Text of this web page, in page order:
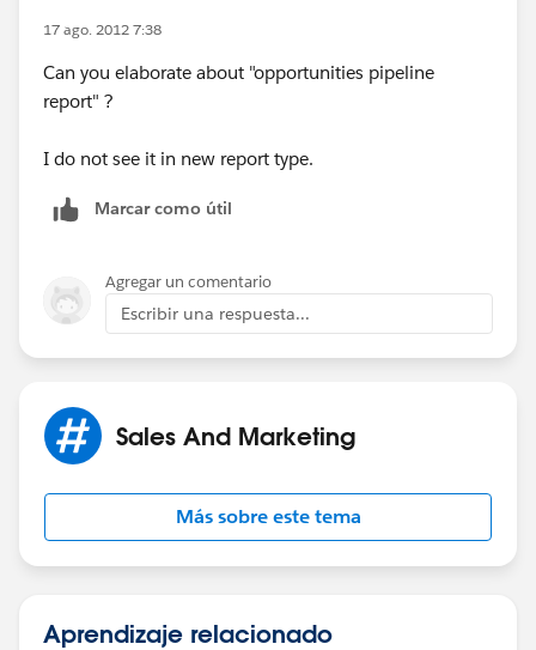
17 ago. 2012 7:38
Can you elaborate about "opportunities pipeline
report" ?
I do not see it in new report type.
Marcar como útil
Agregar un comentario
Escribir una respuesta...
Sales And Marketing
Más sobre este tema
Aprendizaje relacionado